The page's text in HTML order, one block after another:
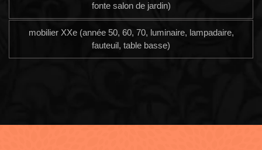
fonte salon de jardin)
mobilier XXe (année 50, 60, 70, luminaire, lampadaire,
fauteuil, table basse)